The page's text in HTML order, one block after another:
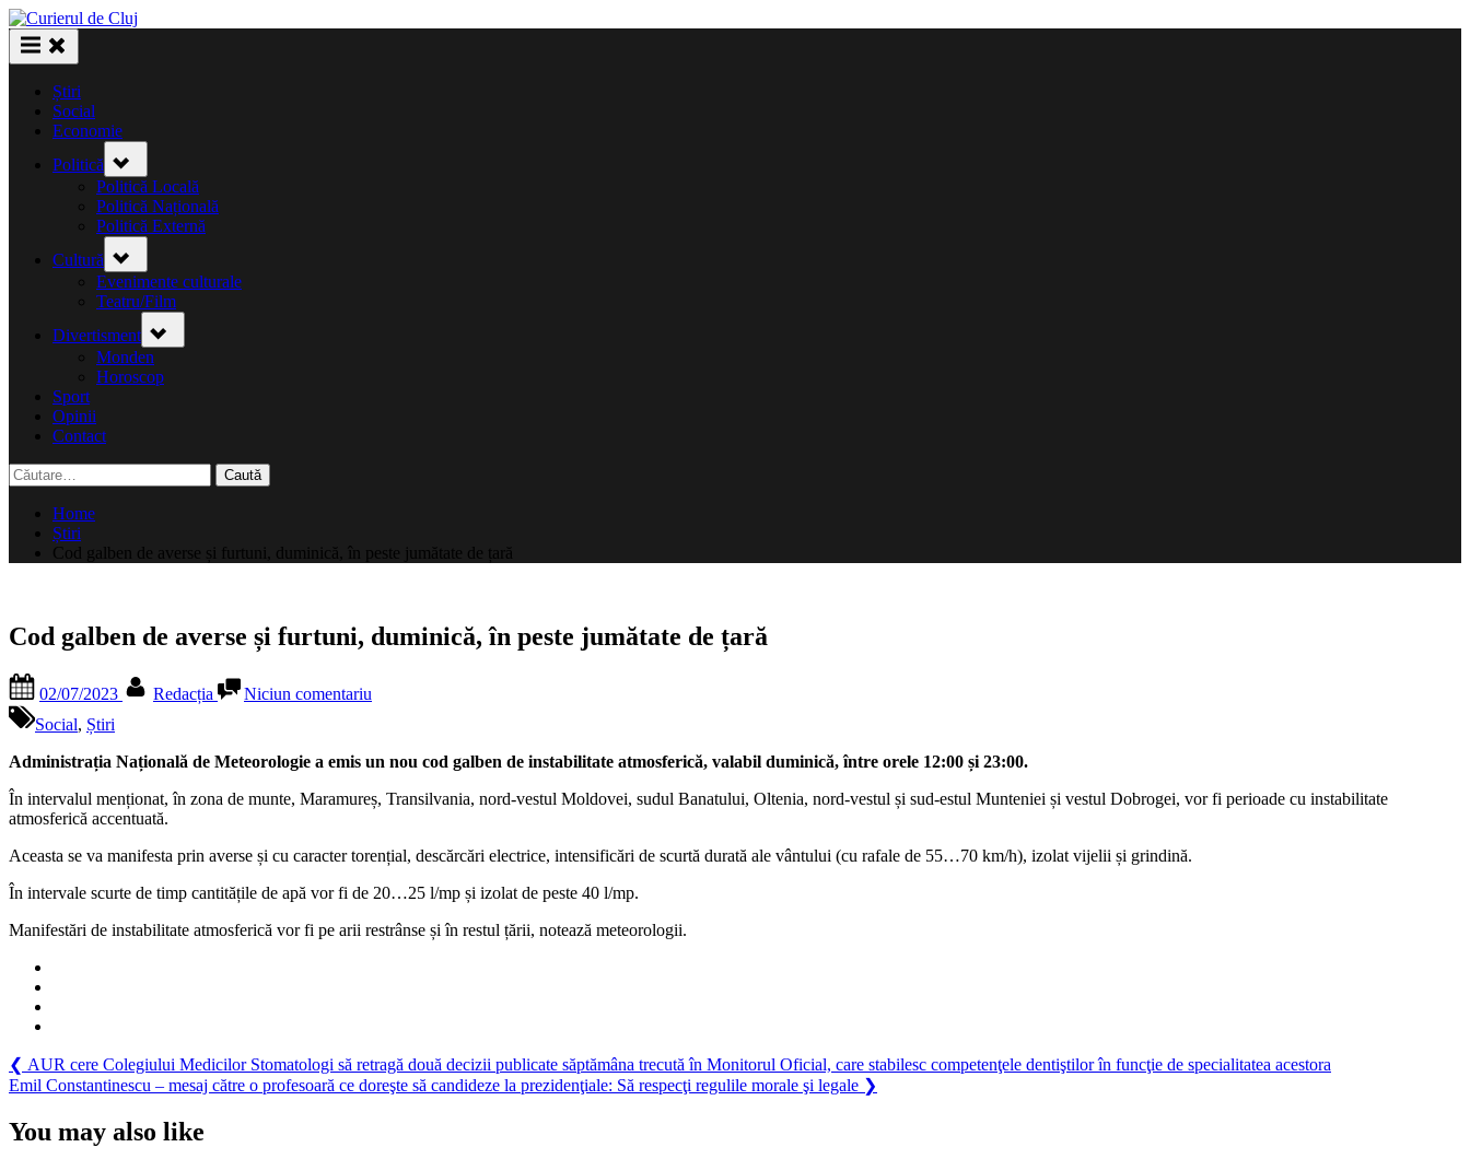
Skip
to
content
Știri
Social
Economie
Politică
sub-
menu
Politică Locală
Politică Națională
Politică Externă
Cultură
sub-
menu
Evenimente culturale
Teatru/Film
Divertisment sub-
menu
Monden
Horoscop
Sport
Opinii
Contact
Caută
după:
Home
Știri
Cod galben de averse și furtuni, duminică, în peste jumătate de țară
Cod galben de averse și furtuni, duminică, în peste jumătate de țară
on
02/07/2023 Redacția Niciun comentariuCod
averse
furtuni,
peste
de
Social, Știri
Administrația Națională de Meteorologie a emis un nou cod galben de instabilitate atmosferică, valabil duminică, între orele 12:00 și 23:00.
În intervalul menționat, în zona de munte, Maramureș, Transilvania, nord-vestul Moldovei, sudul Banatului, Oltenia, nord-vestul și sud-estul Munteniei și vestul Dobrogei, vor fi perioade cu instabilitate
atmosferică accentuată.
Aceasta se va manifesta prin averse și cu caracter torențial, descărcări electrice, intensificări de scurtă durată ale vântului (cu rafale de 55…70 km/h), izolat vijelii și grindină.
În intervale scurte de timp cantitățile de apă vor fi de 20…25 l/mp și izolat de peste 40 l/mp.
Manifestări de instabilitate atmosferică vor fi pe arii restrânse și în restul țării, notează meteorologii.
Navigare
în
articole
❮ Previous
Post:
AUR cere Colegiului Medicilor Stomatologi să retragă două decizii publicate săptămâna trecută în Monitorul Oficial, care stabilesc competenţele dentiştilor în funcţie de specialitatea acestora
Next
Emil Constantinescu – mesaj către o profesoară ce doreşte să candideze la prezidenţiale: Să respecţi regulile morale şi legale ❯
You may also like